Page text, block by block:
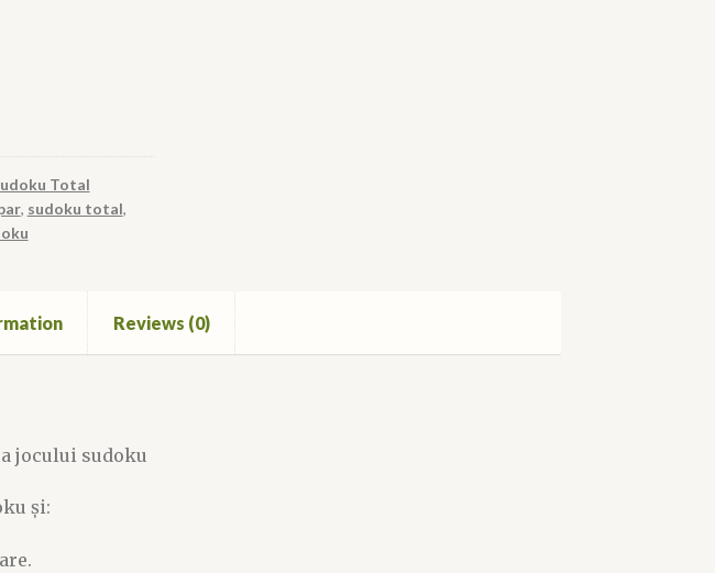
Total
, sudoku total,
Reviews (0)
jocului sudoku
și: